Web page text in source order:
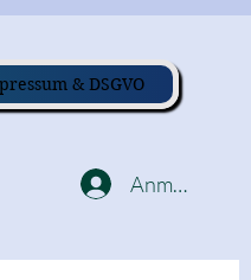
& DSGVO
Anmelden